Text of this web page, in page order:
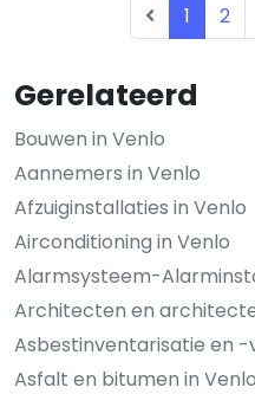
Gerelateerd
Bouwen in Venlo
Aannemers in Venlo
Afzuiginstallaties in Venlo
Airconditioning in Venlo
Alarmsysteem-
Architecten en
Asbestinventarisatie en -
Asfalt en bitumen in Venlo
1 2